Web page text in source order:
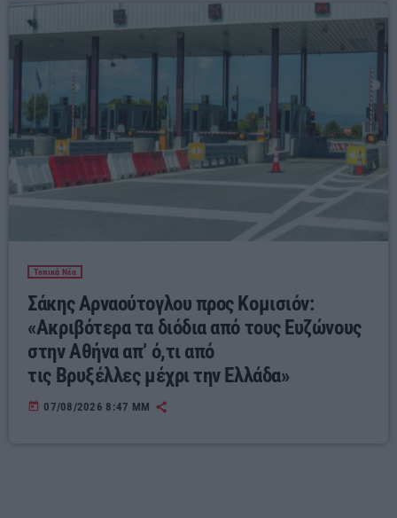
Τοπικά Νέα
Σάκης Αρναούτογλου προς Κομισιόν:
«Ακριβότερα τα διόδια από τους Ευζώνους
στην Αθήνα απ’ ό,τι από
τις Βρυξέλλες μέχρι την Ελλάδα»
today 07/08/2026 8:47 ΜΜ